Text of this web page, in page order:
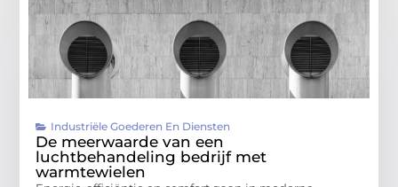
Industriële Goederen En Diensten
De meerwaarde van een
luchtbehandeling bedrijf met
warmtewielen